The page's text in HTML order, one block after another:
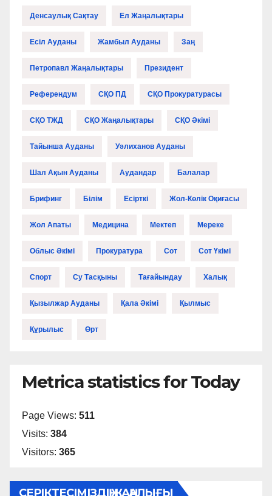
Денсаулық Сақтау Ел Жаңалықтары
Есіл Ауданы Жамбыл Ауданы Заң
Петропавл Жаңалықтары Президент
Референдум СҚО ПД СҚО Прокуратурасы
СҚО ТЖД СҚО Жаңалықтары СҚО Әкімі
Тайынша Ауданы Уәлиханов Ауданы
Шал Ақын Ауданы Аудандар Балалар
Брифинг Білім Есірткі Жол-Көлік Оқиғасы
Жол Апаты Медицина Мектеп Мереке
Облыс Әкімі Прокуратура Сот Сот Үкімі
Спорт Су Тасқыны Тағайындау Халық
Қызылжар Ауданы Қала Әкімі Қылмыс
Құрылыс Өрт
Metrica statistics for Today
Page Views: 511
Visits: 384
Visitors: 365
СЕРІКТЕСІМІЗДІҢ ЖАҢАЛЫҒЫ